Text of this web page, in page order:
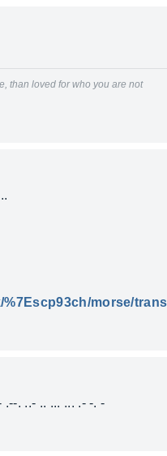
than loved for who you are not
morse/
.--. ..- .. ... ... .- -. -